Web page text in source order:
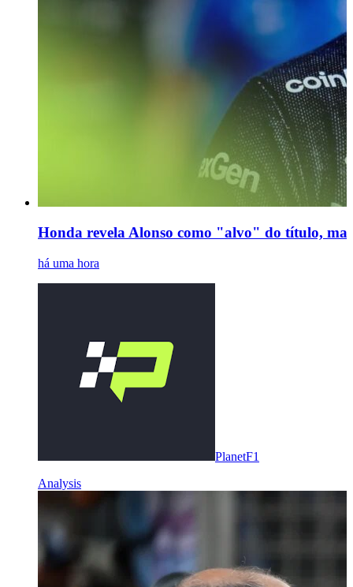
Honda revela Alonso como "alvo" do título,
há uma hora
PlanetF1
Analysis